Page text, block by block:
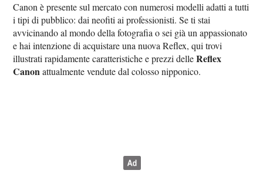
Canon è presente sul mercato con numerosi modelli adatti a tutti
i tipi di pubblico: dai neofiti ai professionisti. Se ti stai
avvicinando al mondo della fotografia o sei già un appassionato
e hai intenzione di acquistare una nuova Reflex, qui trovi
illustrati rapidamente caratteristiche e prezzi delleReflex
Canonattualmente vendute dal colosso nipponico.